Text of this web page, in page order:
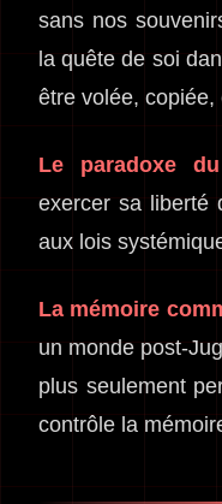
sans nos
la quête de soi
être volée, copiée,
Le paradoxe
exercer sa liberté
aux lois
La mémoire
un monde post-
plus seulement
contrôle la